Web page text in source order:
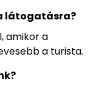
látogatásra?
amikor a
a turista.